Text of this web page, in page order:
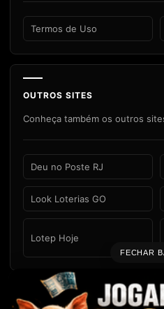
Termos de Uso
OUTROS SITES
Conheça também os outros
Deu no Poste RJ
Look Loterias GO
Lotep Hoje
FECHAR